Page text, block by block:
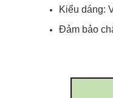
Kiểu dáng:
Đảm bảo